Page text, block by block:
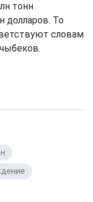
тонн
долларов. То
словам